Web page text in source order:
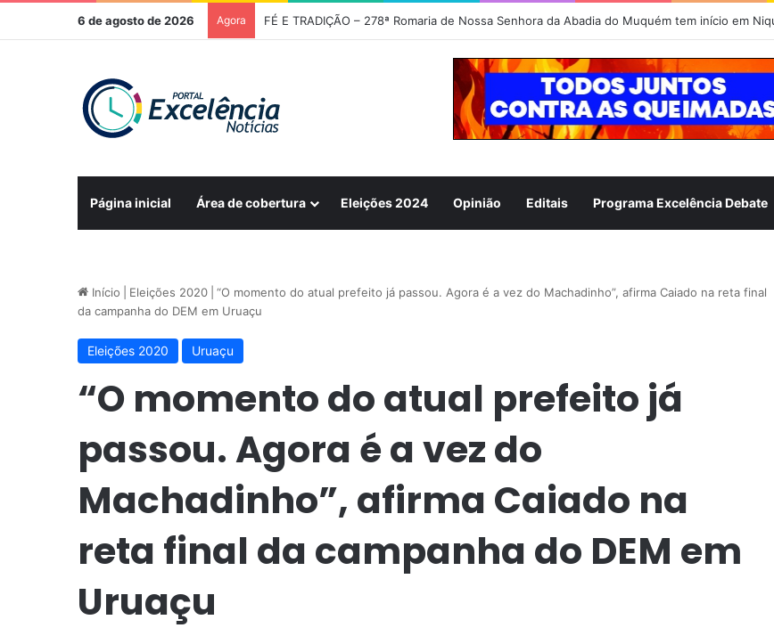
6 de agosto de 2026 Agora
Página inicial Área de cobertura Eleições 2024 Opinião Editais Programa Excelência Debate
Início Eleições 2020
“O momento do atual prefeito já passou. Agora é a vez do Machadinho”, afirma Caiado na reta final
da campanha do DEM em Uruaçu
Eleições 2020 Uruaçu
“O momento do atual prefeito já
passou. Agora é a vez do
Machadinho”, afirma Caiado na
reta final da campanha do DEM em
Uruaçu